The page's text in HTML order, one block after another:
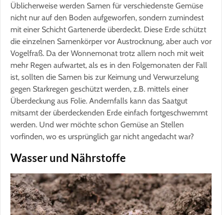
Üblicherweise werden Samen für verschiedenste Gemüse
nicht nur auf den Boden aufgeworfen, sondern zumindest
mit einer Schicht Gartenerde überdeckt. Diese Erde schützt
die einzelnen Samenkörper vor Austrocknung, aber auch vor
Vogelfraß. Da der Wonnemonat trotz allem noch mit weit
mehr Regen aufwartet, als es in den Folgemonaten der Fall
ist, sollten die Samen bis zur Keimung und Verwurzelung
gegen Starkregen geschützt werden, z.B. mittels einer
Überdeckung aus Folie. Andernfalls kann das Saatgut
mitsamt der überdeckenden Erde einfach fortgeschwemmt
werden. Und wer möchte schon Gemüse an Stellen
vorfinden, wo es ursprünglich gar nicht angedacht war?
Wasser und Nährstoffe